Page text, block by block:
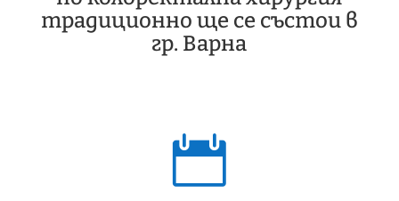
традиционно ще се състои в
гр. Варна
